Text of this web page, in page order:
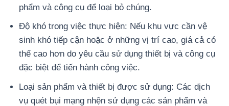
phẩm và công cụ để loại bỏ chúng.
Độ khó trong việc thực hiện: Nếu khu vực cần vệ
sinh khó tiếp cận hoặc ở những vị trí cao, giá cả có
thể cao hơn do yêu cầu sử dụng thiết bị và công cụ
đặc biệt để tiến hành công việc.
Loại sản phẩm và thiết bị được sử dụng: Các dịch
vụ quét bụi mạng nhện sử dụng các sản phẩm và